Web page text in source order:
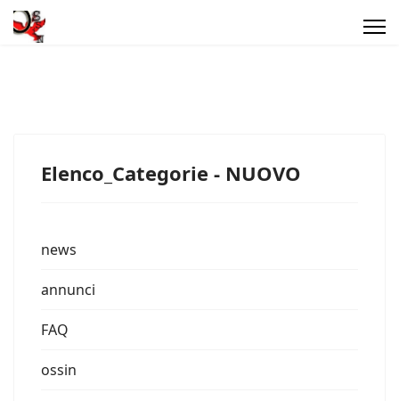
Elenco_Categorie - NUOVO
news
annunci
FAQ
ossin